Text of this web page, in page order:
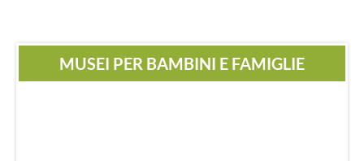
MUSEI PER BAMBINI E FAMIGLIE